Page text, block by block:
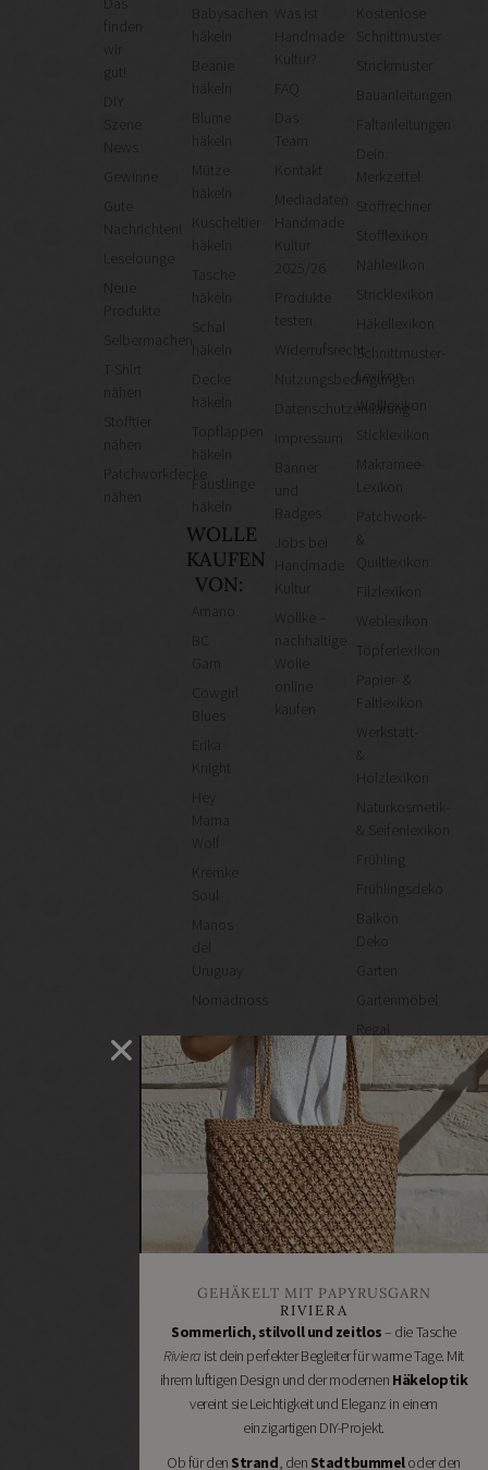
finden
gut!
Gute
Nachrichten!
Leselounge
Neue
Produkte
Selbermachen
T-Shirt
Stofftier
Patchworkdecke
häkeln
häkeln
Mütze
häkeln
Kuscheltier
Tasche
häkeln
häkeln
Topflappen
häkeln
Fäustlinge
häkeln
WOLLE
KAUFEN
VON:
Cowgirl
Knight
Mama
Wolf
Kremke
Manos
Uruguay
Nomadnoss
Was ist
Kultur?
Das
Team
Kontakt
Mediadaten
Kultur
Produkte
testen
Widerrufsrecht
Nutzungsbedingungen
Datenschutzerklärung
Kultur
Wollke –
nachhaltige
kaufen
Kostenlose
Schnittmuster
Strickmuster
Bauanleitungen
Faltanleitungen
Merkzettel
Stoffrechner
Stofflexikon
Nählexikon
Stricklexikon
Häkellexikon
Schnittmuster-
Lexikon
Wolllexikon
Sticklexikon
Makramee-
Lexikon
Patchwork-
&
Quiltlexikon
Filzlexikon
Weblexikon
Töpferlexikon
Papier- &
Faltlexikon
Werkstatt-
&
Holzlexikon
Naturkosmetik-
& Seifenlexikon
Frühling
Frühlingsdeko
Balkon
Deko
Garten
Gartenmöbel
Regal
selber
machen
Heimwerken
Renovieren
DIY
GESCHÄFTE
Bastelbedarf
Stoffgeschäfte
Handgemachtes
Schneidereibedarf
Handarbeitszubehör
DIY
Online
Shops
Schmuckzubehör
GEHÄKELT MIT PAPYRUSGARN
RIVIERA
Sommerlich, stilvoll und zeitlos– die Tasche
Rivieraist dein perfekter Begleiter für warme Tage. Mit
ihrem luftigen Design und der modernen Häkeloptik
vereint sie Leichtigkeit und Eleganz in einem
einzigartigen DIY-Projekt.
Ob für den Strand, den Stadtbummeloder den